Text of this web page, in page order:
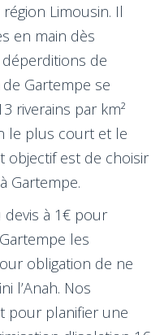
Limousin. Il
en main dès
de
Gartempe se
riverains par km²
le plus court et le
objectif est de choisir
Gartempe.
à 1€ pour
les
obligation de ne
l’Anah. Nos
pour planifier une